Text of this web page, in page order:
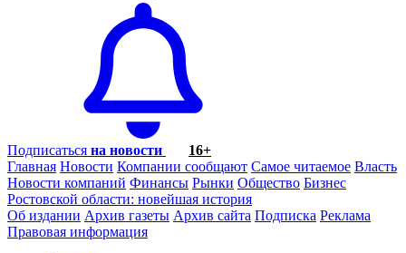
Подписаться на новости
16+
Главная Новости Компании сообщают Самое читаемое Власть
Новости компаний Финансы Рынки Общество Бизнес
Ростовской области: новейшая история
Об издании Архив газеты Архив сайта Подписка Реклама
Правовая информация